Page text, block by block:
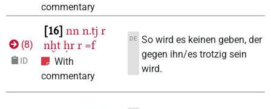
commentary
(8)
ID
16 nn n.tj r
nḫt ḥr r =f
With
commentary
DE So wird es keinen geben, der
gegen ihn/es trotzig sein
wird.